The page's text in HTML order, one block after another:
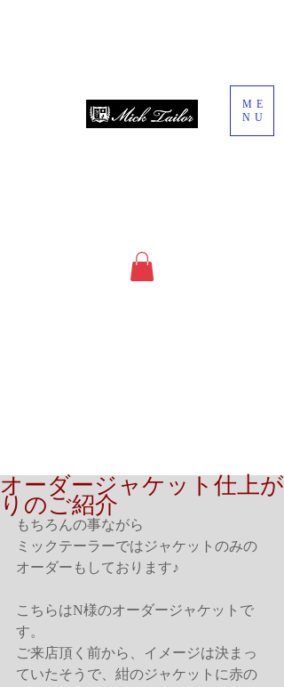
ME
NU
オーダージャケット仕上が
りのご紹介
もちろんの事ながら
ミックテーラーではジャケットのみの
オーダーもしております♪
こちらはN様のオーダージャケットで
す。
ご来店頂く前から、イメージは決まっ
ていたそうで、紺のジャケットに赤の